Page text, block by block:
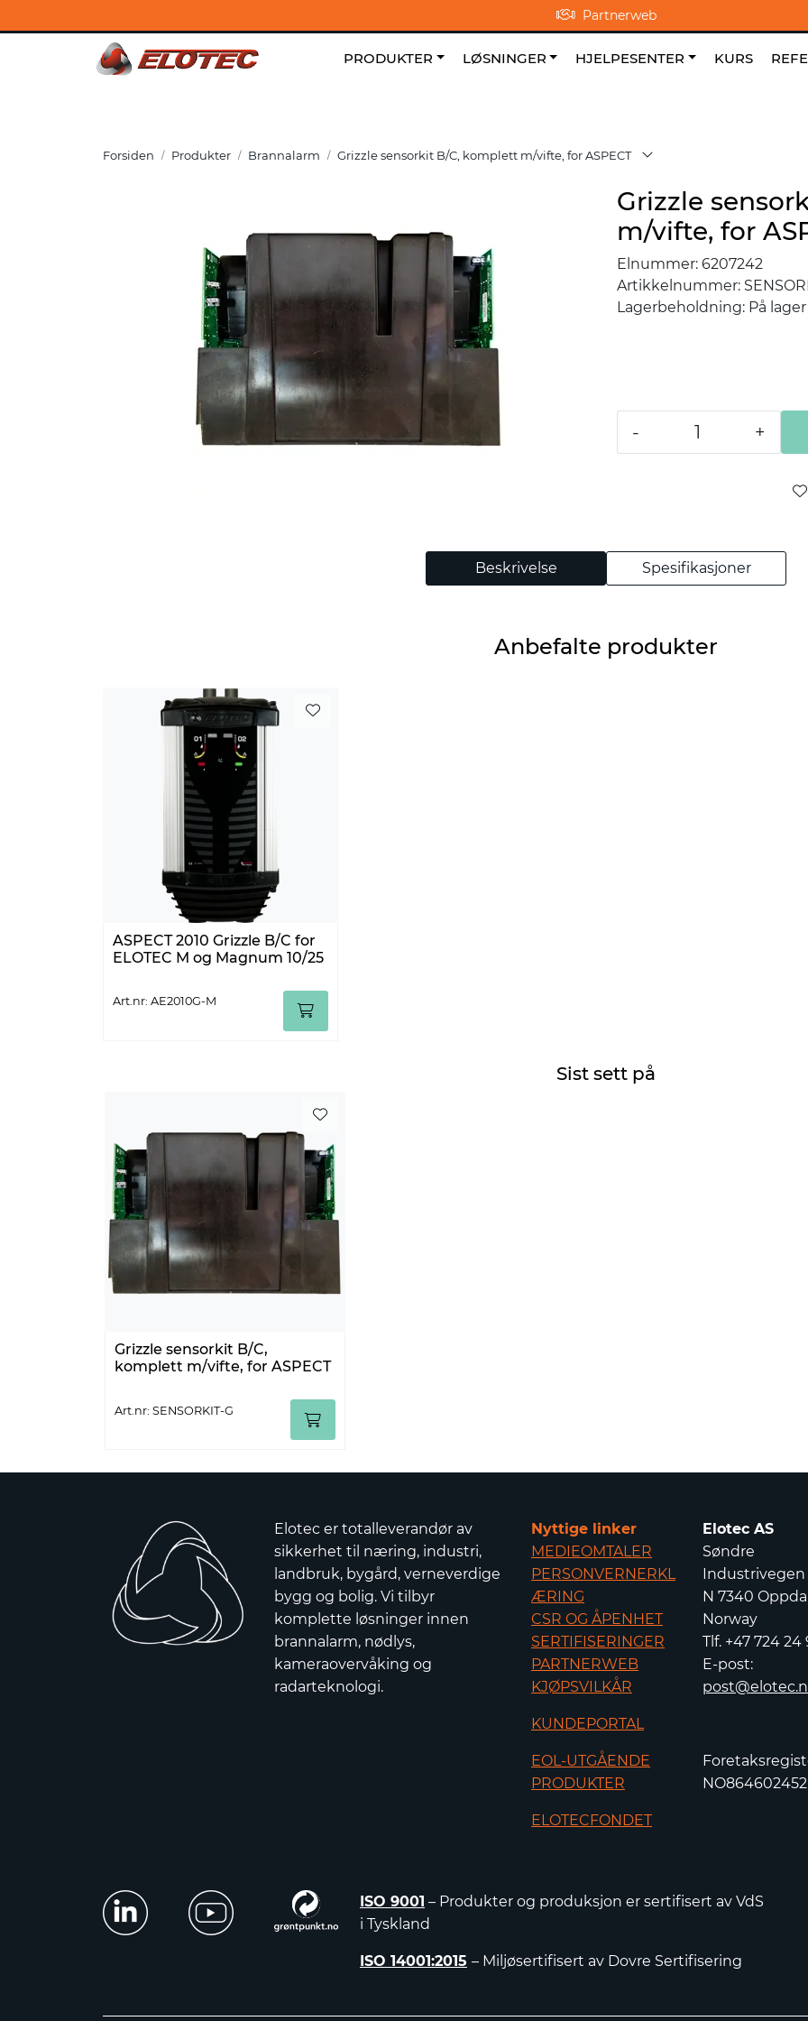
Partnerweb
Kontakt | Jobb hos oss Aktuelt | Om oss Favoritter NO|
PRODUKTER LØSNINGER HJELPESENTER KURS
Forsiden Produkter Brannalarm Grizzle sensorkit B/C, komplett m/vifte, for ASPECT
Grizzle
m/vifte, for
Elnummer: 6207242
Artikkelnummer:
Lagerbeholdning: På lager
- +
Beskrivelse Spesifikasjoner
Anbefalte produkter
ASPECT 2010 Grizzle B/C for
ELOTEC M og Magnum 10/25
Art.nr: AE2010G-M
Sist sett på
Grizzle sensorkit B/C,
komplett m/vifte, for ASPECT
Art.nr: SENSORKIT-G
Elotec er totalleverandør av
sikkerhet til næring, industri,
landbruk, bygård, verneverdige
bygg og bolig. Vi tilbyr
komplette løsninger innen
brannalarm, nødlys,
kameraovervåking og
radarteknologi.
Nyttige linker
MEDIEOMTALER
PERSONVERNERKL
ÆRING
CSR OG ÅPENHET
SERTIFISERINGER
PARTNERWEB
KJØPSVILKÅR
KUNDEPORTAL
EOL-UTGÅENDE
PRODUKTER
ELOTECFONDET
Elotec AS
Søndre
Industrivegen
N 7340
Norway
Tlf. +47 724 24
E-post:
ISO 9001 – Produkter og produksjon er sertifisert av VdS
i Tyskland
ISO 14001:2015 – Miljøsertifisert av Dovre Sertifisering